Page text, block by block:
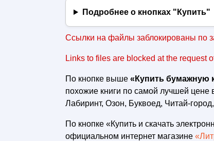
Подробнее о кнопках "Купить"
Ссылки на файлы заблокированы по
Links to files are blocked at the request
По кнопке выше «Купить бумажную
похожие книги по самой лучшей
Лабиринт, Озон, Буквоед, Читай-
По кнопке «Купить и скачать
официальном интернет магазине